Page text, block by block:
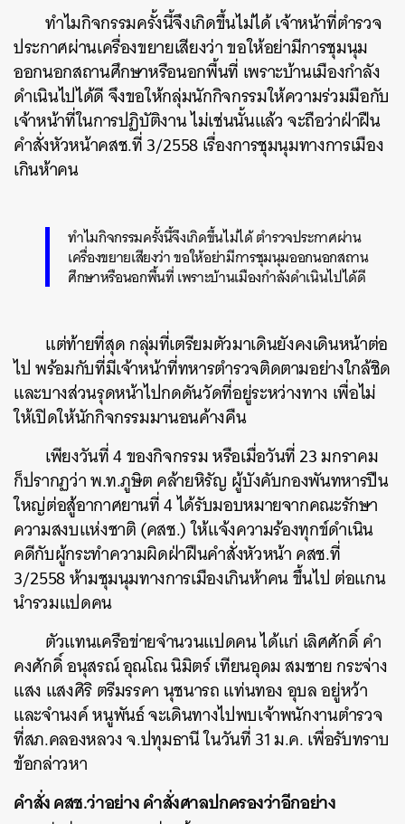
ทำไมกิจกรรมครั้งนี้จึงเกิดขึ้นไม่ได้ เจ้าหน้าที่ตำรวจ
ประกาศผ่านเครื่องขยายเสียงว่า ขอให้อย่ามีการชุมนุม
ออกนอกสถานศึกษาหรือนอกพื้นที่ เพราะบ้านเมืองกำลัง
ดำเนินไปได้ดี จึงขอให้กลุ่มนักกิจกรรมให้ความร่วมมือกับ
เจ้าหน้าที่ในการปฏิบัติงาน ไม่เช่นนั้นแล้ว จะถือว่าฝ่าฝืน
คำสั่งหัวหน้าคสช.ที่ 3/2558 เรื่องการชุมนุมทางการเมือง
เกินห้าคน
ทำไมกิจกรรมครั้งนี้จึงเกิดขึ้นไม่ได้ ตำรวจประกาศผ่าน
เครื่องขยายเสียงว่า ขอให้อย่ามีการชุมนุมออกนอกสถาน
ศึกษาหรือนอกพื้นที่ เพราะบ้านเมืองกำลังดำเนินไปได้ดี
แต่ท้ายที่สุด กลุ่มที่เตรียมตัวมาเดินยังคงเดินหน้าต่อ
ไป พร้อมกับที่มีเจ้าหน้าที่ทหารตำรวจติดตามอย่างใกล้ชิด
และบางส่วนรุดหน้าไปกดดันวัดที่อยู่ระหว่างทาง เพื่อไม่
ให้เปิดให้นักกิจกรรมมานอนค้างคืน
เพียงวันที่ 4 ของกิจกรรม หรือเมื่อวันที่ 23 มกราคม
ก็ปรากฏว่า พ.ท.ภูษิต คล้ายหิรัญ ผู้บังคับกองพันทหารปืน
ใหญ่ต่อสู้อากาศยานที่ 4 ได้รับมอบหมายจากคณะรักษา
ความสงบแห่งชาติ (คสช.) ให้แจ้งความร้องทุกข์ดำเนิน
คดีกับผู้กระทำความผิดฝ่าฝืนคำสั่งหัวหน้า คสช.ที่
3/2558 ห้ามชุมนุมทางการเมืองเกินห้าคน ขึ้นไป ต่อแกน
นำรวมแปดคน
ตัวแทนเครือข่ายจำนวนแปดคน ได้แก่ เลิศศักดิ์ คำ
คงศักดิ์ อนุสรณ์ อุณโณ นิมิตร์ เทียนอุดม สมชาย กระจ่าง
แสง แสงศิริ ตรีมรรคา นุชนารถ แท่นทอง อุบล อยู่หว้า
และจำนงค์ หนูพันธ์ จะเดินทางไปพบเจ้าพนักงานตำรวจ
ที่สภ.คลองหลวง จ.ปทุมธานี ในวันที่ 31 ม.ค. เพื่อรับทราบ
ข้อกล่าวหา
คำสั่ง คสช.ว่าอย่าง คำสั่งศาลปกครองว่าอีกอย่าง